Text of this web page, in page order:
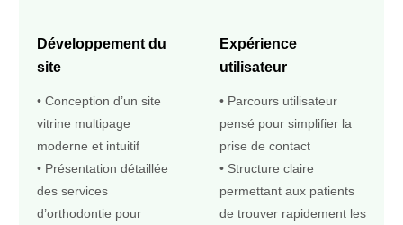
Développement du
site
• Conception d’un site
vitrine multipage
moderne et intuitif
• Présentation détaillée
des services
d’orthodontie pour
Expérience
utilisateur
• Parcours utilisateur
pensé pour simplifier la
prise de contact
• Structure claire
permettant aux patients
de trouver rapidement les